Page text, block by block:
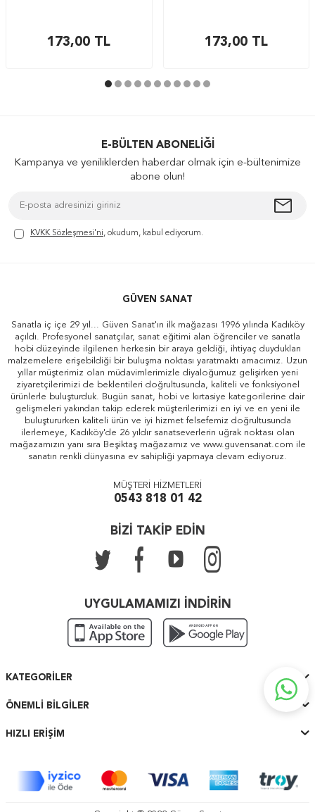
173,00 TL 173,00TL
E-BÜLTEN ABONELIĞI
Kampanya ve yeniliklerden haberdar olmak için e-bültenimize
abone olun!
KVKK Sözleşmesi'ni, okudum, kabul ediyorum.
GÜVEN SANAT
Sanatla iç içe 29 yıl... Güven Sanat'ın ilk mağazası 1996 yılında Kadıköy
açıldı. Profesyonel sanatçılar, sanat eğitimi alan öğrenciler ve sanatla
hobi düzeyinde ilgilenen herkesin bir araya geldiği, ihtiyaç duydukları
malzemelere erişebildiği bir buluşma noktası yaratmaktı amacımız. Uzun
yıllar müşterimiz olan müdavimlerimizle diyaloğumuz gelişirken yeni
ziyaretçilerimizi de beklentileri doğrultusunda, kaliteli ve fonksiyonel
ürünlerle buluşturduk. Bugün sanat, hobi ve kırtasiye kategorilerine dair
gelişmeleri yakından takip ederek müşterilerimizi en iyi ve en yeni ile
buluştururken kaliteli ürün ve iyi hizmet felsefemiz doğrultusunda
ilerlemeye, Kadıköy'de 26 yıldır sanatseverlerin uğrak noktası olan
mağazamızın yanı sıra Beşiktaş mağazamız ve www.guvensanat.com ile
sanatın renkli dünyasına ev sahipliği yapmaya devam ediyoruz.
MÜŞTERİ HİZMETLERİ
0543 818 01 42
BİZİ TAKİP EDİN
UYGULAMAMIZI İNDİRİN
KATEGORILER
ÖNEMLI BILGILER
HIZLI ERIŞIM